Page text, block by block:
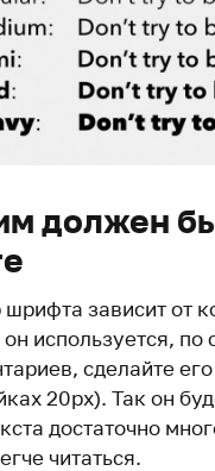
должен
зависит от
используется, по
сделайте
20px). Так он
достаточно
читаться.